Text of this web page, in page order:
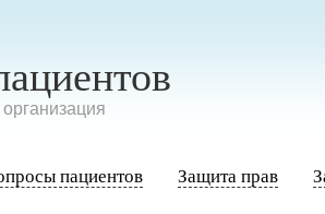
пациентов Защита прав